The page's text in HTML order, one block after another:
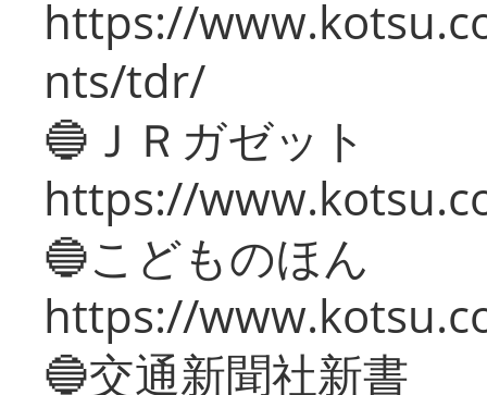
https://
nts/tdr/
🔵ＪＲガゼット
https://
🔵こどものほん
https://
🔵交通新聞社新書